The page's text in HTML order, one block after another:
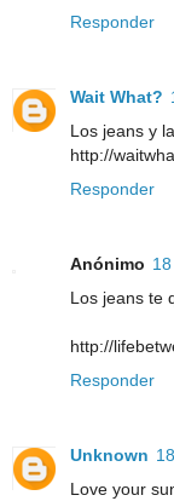
Responder
Wait What?
Los jeans y
http://
Responder
Anónimo
Los jeans te
http://
Responder
Unknown
Love your